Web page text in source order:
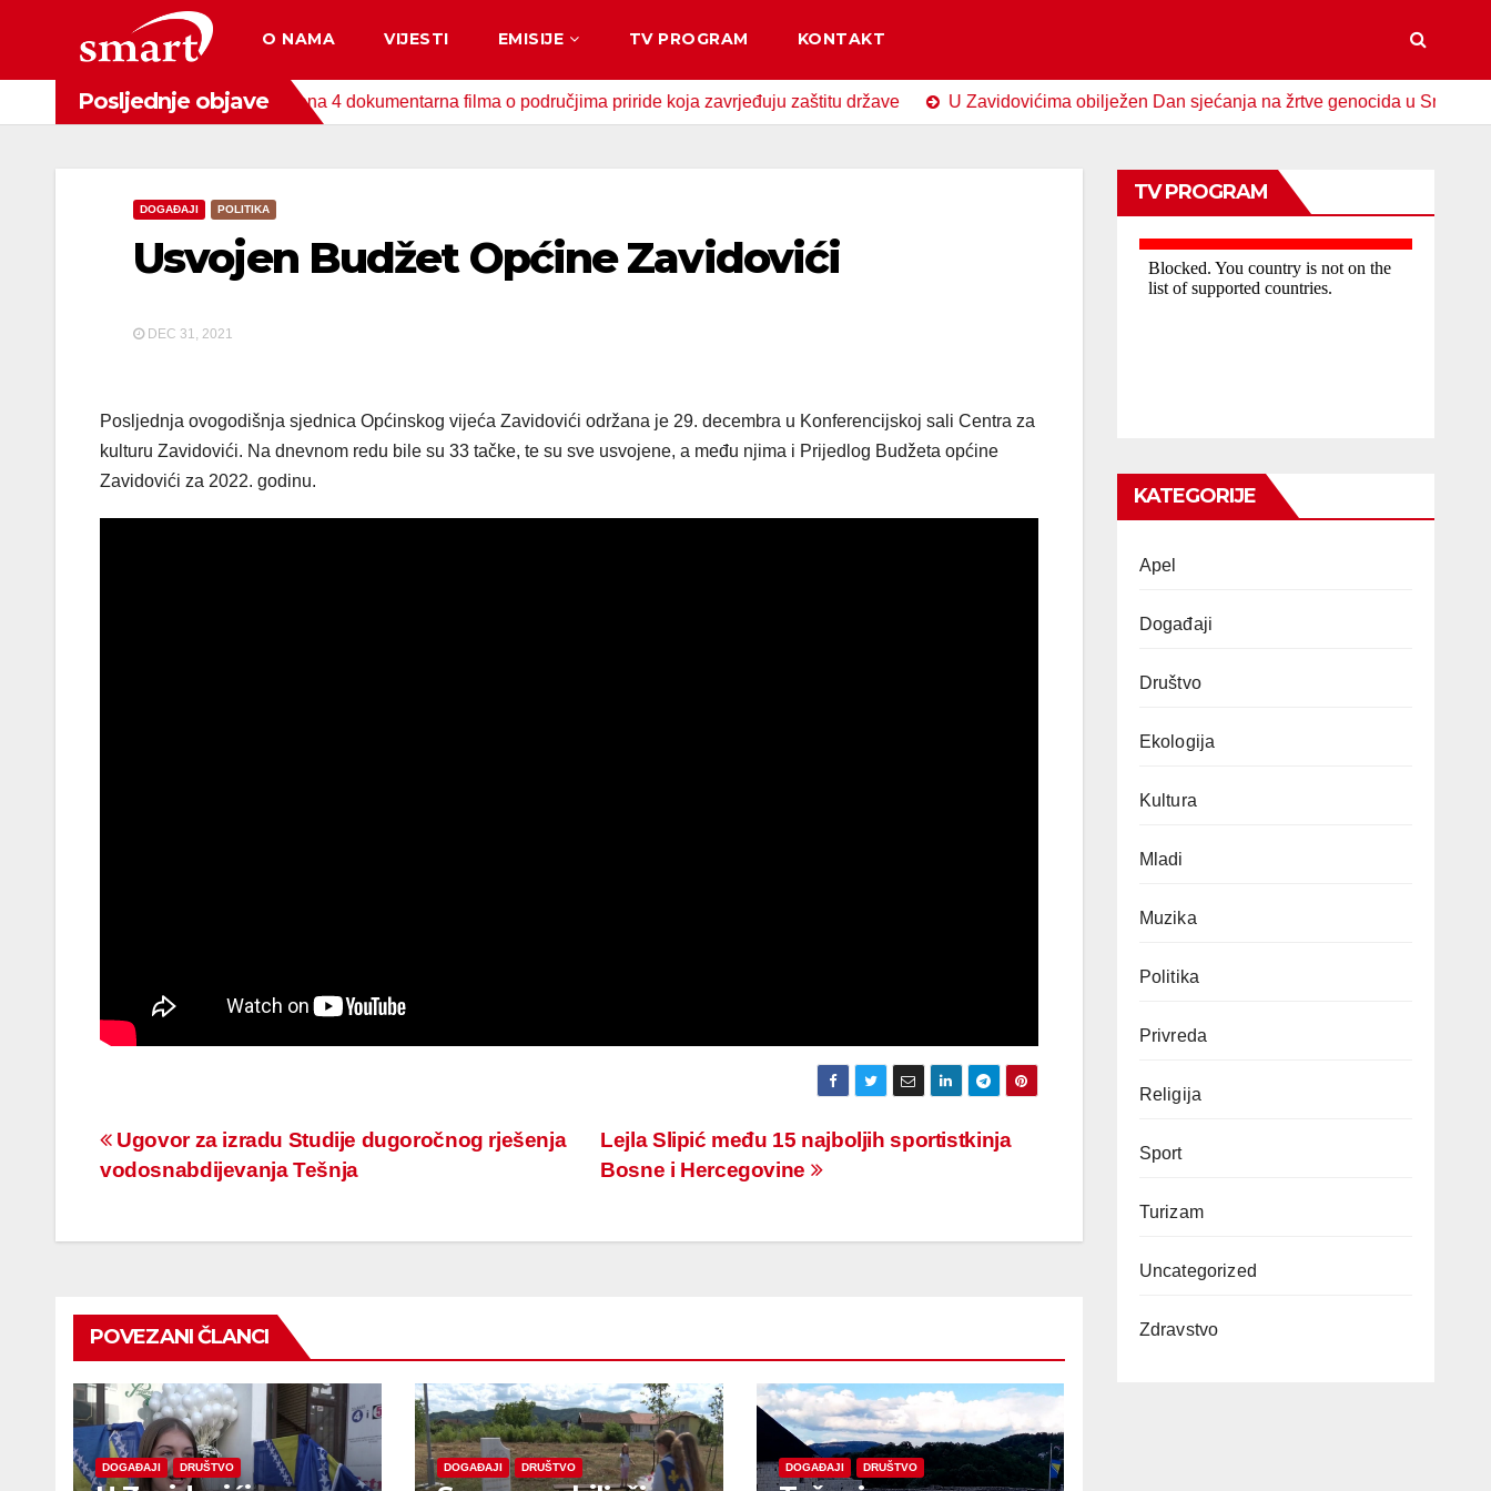
content
O NAMA VIJESTI EMISIJE TV PROGRAM KONTAKT
Posljednje objave
za zaštitu okoliša snimljena 4 dokumentarna filma o područjima priride koja zavrjeđuju zaštitu države U Zavidovićima obilježen Dan sjećanja na žrtve genocida u Srebrenici
DOGAĐAJI POLITIKA
Usvojen Budžet Općine Zavidovići
DEC 31, 2021
Posljednja ovogodišnja sjednica Općinskog vijeća Zavidovići održana je 29. decembra u Konferencijskoj sali Centra za
kulturu Zavidovići. Na dnevnom redu bile su 33 tačke, te su sve usvojene, a među njima i Prijedlog Budžeta općine
Zavidovići za 2022. godinu.
Navigacija
članaka
Lejla Slipić među 15 najboljih sportistkinja
Bosne i Hercegovine
Ugovor za izradu Studije dugoročnog rješenja
vodosnabdijevanja Tešnja
POVEZANI ČLANCI
DOGAĐAJI DRUŠTVO DOGAĐAJI DRUŠTVO DOGAĐAJI DRUŠTVO
TV PROGRAM
KATEGORIJE
Apel
Događaji
Društvo
Ekologija
Kultura
Mladi
Muzika
Politika
Privreda
Religija
Sport
Turizam
Uncategorized
Zdravstvo